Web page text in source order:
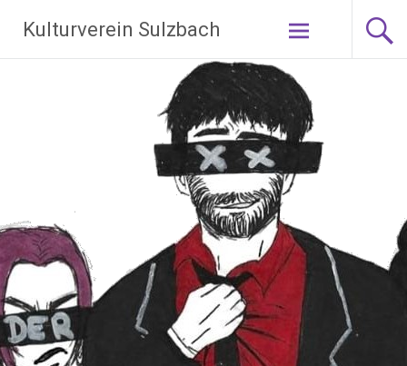
Inhalt
springen
Kulturverein Sulzbach